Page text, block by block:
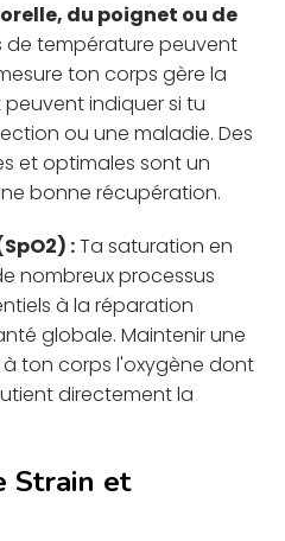
du poignet ou de
de température peuvent
ton corps gère la
indiquer si tu
ou une maladie. Des
et optimales sont un
bonne récupération.
:Ta saturation en
nombreux processus
à la réparation
globale. Maintenir une
ton corps l'oxygène dont
directement la
Strain et